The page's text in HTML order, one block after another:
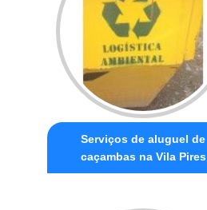
Serviços de aluguel de
caçambas na Vila Pires